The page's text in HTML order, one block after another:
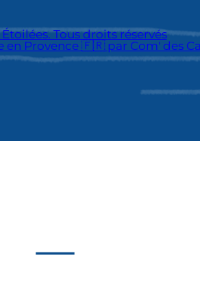
Tous droits réservés
en Provence 🇫🇷 par Com' des